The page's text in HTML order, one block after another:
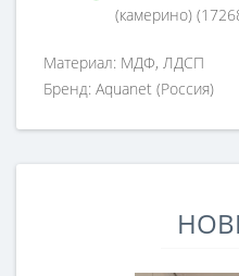
(камерино)
Материал: МДФ, ЛДСП
Бренд: Aquanet (Россия)